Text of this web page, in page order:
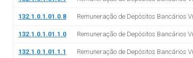
132.1.0.1.01.0.8 Remuneração de Depósitos Bancários
132.1.0.1.01.1.0 Remuneração de Depósitos Bancários
132.1.0.1.01.1.1 Remuneração de Depósitos Bancários